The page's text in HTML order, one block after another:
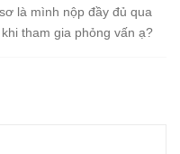
là mình nộp đầy đủ qua
tham gia phỏng vấn ạ?